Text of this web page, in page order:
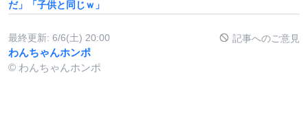
だ」「子供と同じｗ」
最終更新: 6/6(土) 20:00 記事へのご意見
わんちゃんホンポ
© わんちゃんホンポ